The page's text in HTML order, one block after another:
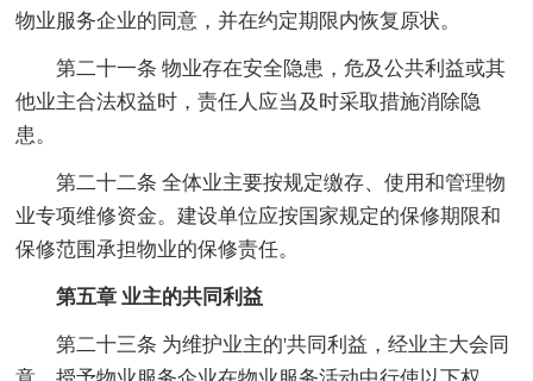
物业服务企业的同意，并在约定期限内恢复原状。
第二十一条 物业存在安全隐患，危及公共利益或其
他业主合法权益时，责任人应当及时采取措施消除隐
患。
第二十二条 全体业主要按规定缴存、使用和管理物
业专项维修资金。建设单位应按国家规定的保修期限和
保修范围承担物业的保修责任。
第五章 业主的共同利益
第二十三条 为维护业主的'共同利益，经业主大会同